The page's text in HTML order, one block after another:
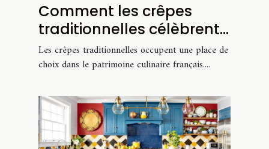
Comment les crêpes
traditionnelles célèbrent
la culture culinaire
française ?
Les crêpes traditionnelles occupent une place de
choix dans le patrimoine culinaire français....